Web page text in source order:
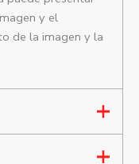
y el
de la imagen y la